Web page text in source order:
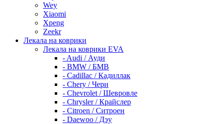
Wey
Xiaomi
Xpeng
Zeekr
Лекала на коврики
Лекала на коврики EVA
- Audi / Ауди
- BMW / БМВ
- Cadillac / Кадиллак
- Chery / Чери
- Chevrolet / Шевровле
- Chrysler / Крайслер
- Citroen / Ситроен
- Daewoo / Дэу